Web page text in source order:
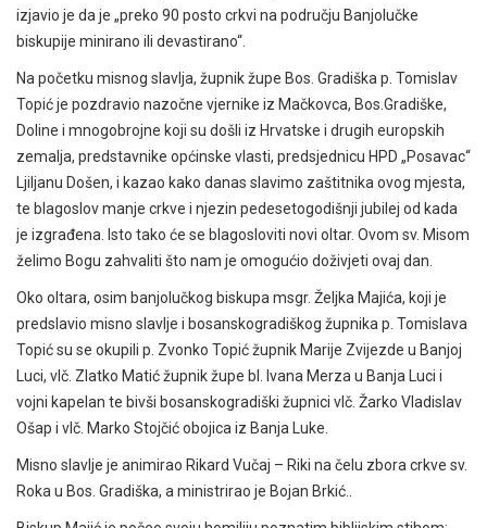
izjavio je da je „preko 90 posto crkvi na području Banjolučke
biskupije minirano ili devastirano“.
Na početku misnog slavlja, župnik župe Bos. Gradiška p. Tomislav
Topić je pozdravio nazočne vjernike iz Mačkovca, Bos.Gradiške,
Doline i mnogobrojne koji su došli iz Hrvatske i drugih europskih
zemalja, predstavnike općinske vlasti, predsjednicu HPD „Posavac“
Ljiljanu Došen, i kazao kako danas slavimo zaštitnika ovog mjesta,
te blagoslov manje crkve i njezin pedesetogodišnji jubilej od kada
je izgrađena. Isto tako će se blagosloviti novi oltar. Ovom sv. Misom
želimo Bogu zahvaliti što nam je omogućio doživjeti ovaj dan.
Oko oltara, osim banjolučkog biskupa msgr. Željka Majića, koji je
predslavio misno slavlje i bosanskogradiškog župnika p. Tomislava
Topić su se okupili p. Zvonko Topić župnik Marije Zvijezde u Banjoj
Luci, vlč. Zlatko Matić župnik župe bl. Ivana Merza u Banja Luci i
vojni kapelan te bivši bosanskogradiški župnici vlč. Žarko Vladislav
Ošap i vlč. Marko Stojčić obojica iz Banja Luke.
Misno slavlje je animirao Rikard Vučaj – Riki na čelu zbora crkve sv.
Roka u Bos. Gradiška, a ministrirao je Bojan Brkić..